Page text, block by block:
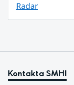
Radar
Kontakta SMHI